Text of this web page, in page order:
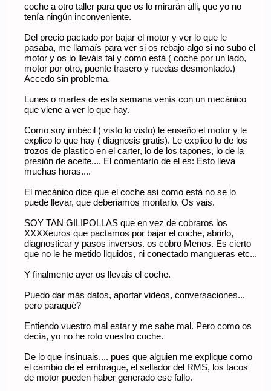
coche a otro taller para que os lo mirarán alli, que yo no
tenía ningún inconveniente.
Del precio pactado por bajar el motor y ver lo que le
pasaba, me llamaís para ver si os rebajo algo si no subo el
motor y os lo lleváis tal y como está ( coche por un lado,
motor por otro, puente trasero y ruedas desmontado.)
Accedo sin problema.
Lunes o martes de esta semana venís con un mecánico
que viene a ver lo que hay.
Como soy imbécil ( visto lo visto) le enseño el motor y le
explico lo que hay ( diagnosis gratis). Le explico lo de los
trozos de plastico en el carter, lo de los tapones, lo de la
presión de aceite.... El comentarío de el es: Esto lleva
muchas horas....
El mecánico dice que el coche asi como está no se lo
puede llevar, que deberiamos montarlo. Os vais.
SOY TAN GILIPOLLAS que en vez de cobraros los
XXXXeuros que pactamos por bajar el coche, abrirlo,
diagnosticar y pasos inversos. os cobro Menos. Es cierto
que no le he metido liquidos, ni conectado mangueras etc...
Y finalmente ayer os llevais el coche.
Puedo dar más datos, aportar videos, conversaciones...
pero paraqué?
Entiendo vuestro mal estar y me sabe mal. Pero como os
decía, yo no he roto vuestro coche.
De lo que insinuais.... pues que alguien me explique como
el cambio de el embrague, el sellador del RMS, los tacos
de motor pueden haber generado ese fallo.